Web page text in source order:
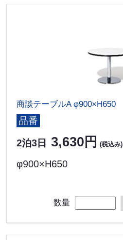
商談テーブルA φ900×H650
品番
2泊3日 3,630円 (税込み)
φ900×H650
数量